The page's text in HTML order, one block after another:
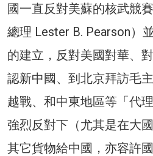
國一直反對美蘇的核武競
總理 Lester B. Pearson）
的建立，反對美國對華、
認新中國、到北京拜訪毛
越戰、和中東地區等「代
強烈反對下（尤其是在大
其它貨物給中國，亦容許